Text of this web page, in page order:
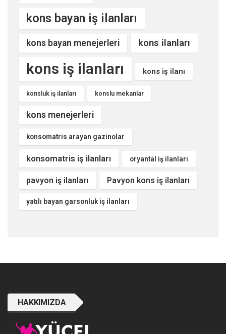
kons bayan iş ilanları
kons bayan menejerleri kons ilanları
kons iş ilanları kons iş ilanı
konsluk iş ilanları konslu mekanlar
kons menejerleri
konsomatris arayan gazinolar
konsomatris iş ilanları oryantal iş ilanları
pavyon iş ilanları Pavyon kons iş ilanları
yatılı bayan garsonluk iş ilanları
HAKKIMIZDA